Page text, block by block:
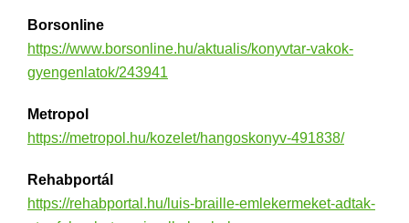
Borsonline
https://www.borsonline.hu/aktualis/konyvtar-vakok-
gyengenlatok/243941
Metropol
https://metropol.hu/kozelet/hangoskonyv-491838/
Rehabportál
https://rehabportal.hu/luis-braille-emlekermeket-adtak-